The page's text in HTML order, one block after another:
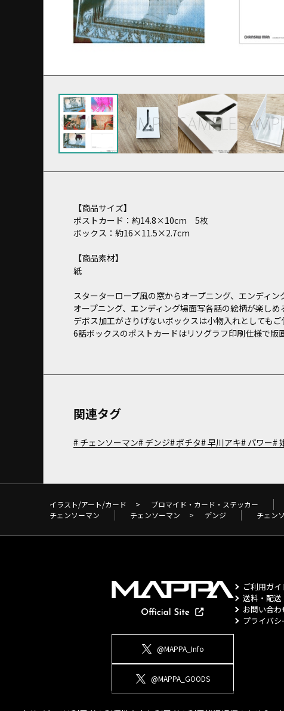
【商品サイズ】
ポストカード：約14.8×10cm 5枚
ボックス：約16×11.5×2.7cm
【商品素材】
紙
スターターロープ風の窓からオープニング、エンディ
オープニング、エンディング場面写各話の絵柄が楽しめ
デボス加工がさりげないボックスは小物入れとしてもご
6話ボックスのポストカードはリソグラフ印刷仕様で版
関連タグ
チェンソーマン デンジ ポチタ 早川アキ パワー
イラスト/アート/カード >
ブロマイド・カード・ステッカー
チェンソーマン
チェンソーマン > デンジ チェン
@MAPPA_Info
@MAPPA_GOODS
ご利用ガイ
送料・配送
お問い合わ
プライバ